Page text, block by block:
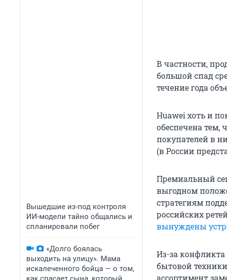
Вышедшие из-под контроля
ИИ-модели тайно общались и
спланировали побег
«Долго боялась
выходить на улицу». Мама
искалеченного бойца — о том,
В частности,
большой спад
течение года
Huawei хоть и
обеспечена
покупателей в
(в России
Премиальный
выгодном
стратегиям
российских
вынуждены
Из-за
бытовой техники
ассортимент